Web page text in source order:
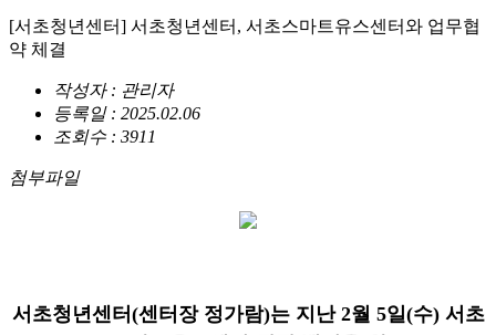
[서초청년센터] 서초청년센터, 서초스마트유스센터와 업무협
약 체결
작성자 : 관리자
등록일 : 2025.02.06
조회수 : 3911
첨부파일
서초청 년센터 (센터장 정가람)는 지난 2월 5일(수) 서초